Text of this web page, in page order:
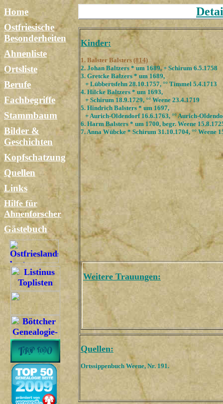
Home
Ostfriesische
Besonderheiten
Ahnenliste
Ortsliste
Berufe
Fachbegriffe
Stammbaum
Bilder &
Geschichten
Kopfschatzung
Quellen
Links
Hilfe für
Ahnenforscher
Gästebuch
Kinder:
1. Balster Balsters (814)
2. Johan Baltzers * um 1689, + Schirum 6.5.1758
3. Gretcke Balzers * um 1689,
+ Lübbertsfehn 28.10.1757, °° Timmel 5.4.1713
4. Hilcke Baltzers * um 1693,
+ Schirum 18.9.1729, °° Weene 23.4.1719
5. Hindrich Balsters * um 1697,
+ Aurich-Oldendorf 16.6.1763, °° Aurich-
6. Harm Balsters * um 1700, begr. Weene
7. Anna Wübcke * Schirum 31.10.1704, °° Weene
Weitere Trauungen:
Quellen:
Ortssippenbuch Weene, Nr. 191.